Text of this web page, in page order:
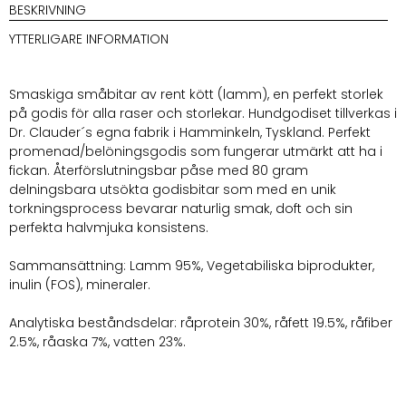
BESKRIVNING
YTTERLIGARE INFORMATION
Smaskiga småbitar av rent kött (lamm), en perfekt storlek
på godis för alla raser och storlekar. Hundgodiset tillverkas i
Dr. Clauder´s egna fabrik i Hamminkeln, Tyskland. Perfekt
promenad/belöningsgodis som fungerar utmärkt att ha i
fickan. Återförslutningsbar påse med 80 gram
delningsbara utsökta godisbitar som med en unik
torkningsprocess bevarar naturlig smak, doft och sin
perfekta halvmjuka konsistens.
Sammansättning: Lamm 95%, Vegetabiliska biprodukter,
inulin (FOS), mineraler.
Analytiska beståndsdelar: råprotein 30%, råfett 19.5%, råfiber
2.5%, råaska 7%, vatten 23%.